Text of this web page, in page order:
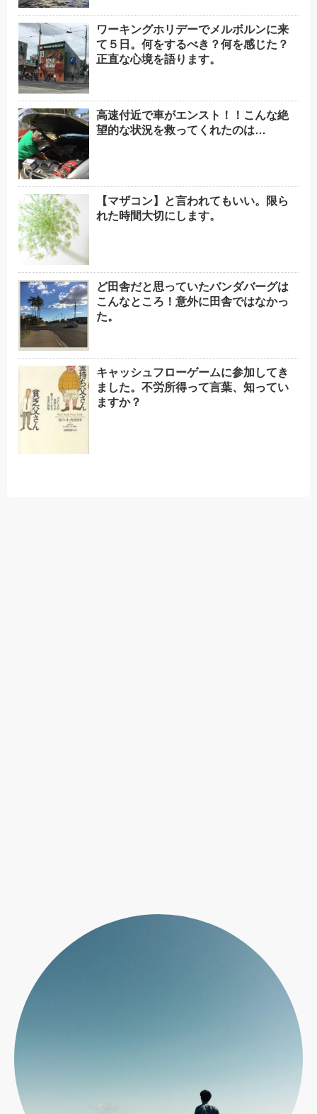
ワーキングホリデーでメルボルンに来
て５日。何をするべき？何を感じた？
正直な心境を語ります。
高速付近で車がエンスト！！こんな絶
望的な状況を救ってくれたのは…
【マザコン】と言われてもいい。限ら
れた時間大切にします。
ど田舎だと思っていたバンダバーグは
こんなところ！意外に田舎ではなかっ
た。
キャッシュフローゲームに参加してき
ました。不労所得って言葉、知ってい
ますか？